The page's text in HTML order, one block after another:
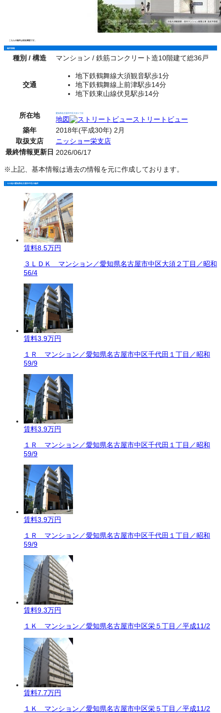
こちらの物件は現在満室です。
物件情報
種別 / 構造 マンション / 鉄筋コンクリート造10階建て総36戸
交通
地下鉄鶴舞線大須観音駅歩1分
地下鉄鶴舞線上前津駅歩14分
地下鉄東山線伏見駅歩14分
所在地 愛知県名古屋市中区大須１丁目
地図
ストリートビュー
築年
2018年(平成30年) 2月
取扱支店
ニッショー栄支店
最終情報更新日 2026/06/17
※上記、基本情報は過去の情報を元に作成しております。
その他の愛知県名古屋市中区の物件
賃料8.5万円
３ＬＤＫ マンション／愛知県名古屋市中区大須２丁目／昭和
56/4
賃料3.9万円
１Ｒ マンション／愛知県名古屋市中区千代田１丁目／昭和
59/9
賃料3.9万円
１Ｒ マンション／愛知県名古屋市中区千代田１丁目／昭和
59/9
賃料3.9万円
１Ｒ マンション／愛知県名古屋市中区千代田１丁目／昭和
59/9
賃料9.3万円
１Ｋ マンション／愛知県名古屋市中区栄５丁目／平成11/2
賃料7.7万円
１Ｋ マンション／愛知県名古屋市中区栄５丁目／平成11/2